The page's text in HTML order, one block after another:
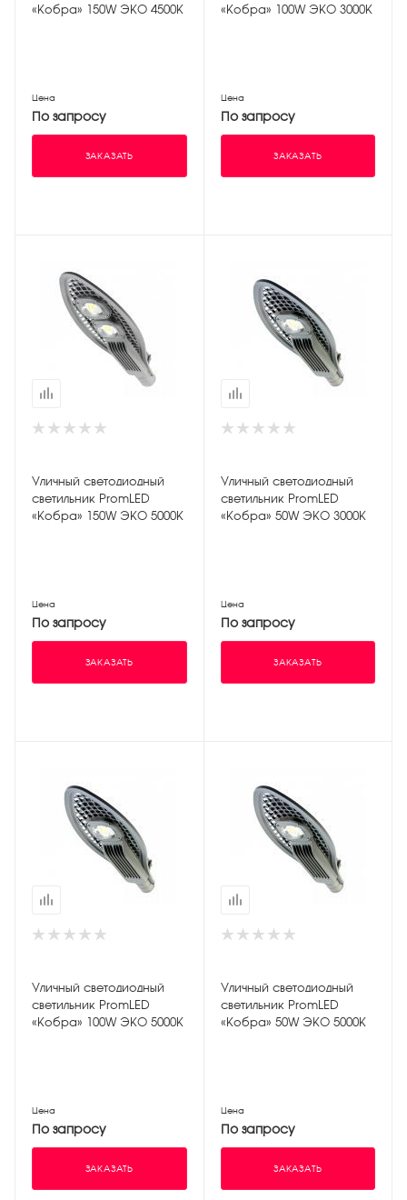
«Кобра» 150W ЭКО 4500K
Цена
По запросу
ЗАКАЗАТЬ
«Кобра» 100W ЭКО 3000K
Цена
По запросу
ЗАКАЗАТЬ
Уличный светодиодный
светильник PromLED
«Кобра» 150W ЭКО 5000K
Цена
По запросу
ЗАКАЗАТЬ
Уличный светодиодный
светильник PromLED
«Кобра» 50W ЭКО 3000K
Цена
По запросу
ЗАКАЗАТЬ
Уличный светодиодный
светильник PromLED
«Кобра» 100W ЭКО 5000K
Цена
По запросу
ЗАКАЗАТЬ
Уличный светодиодный
светильник PromLED
«Кобра» 50W ЭКО 5000K
Цена
По запросу
ЗАКАЗАТЬ